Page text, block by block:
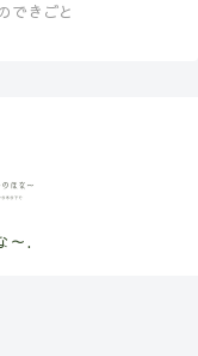
できごと
～.